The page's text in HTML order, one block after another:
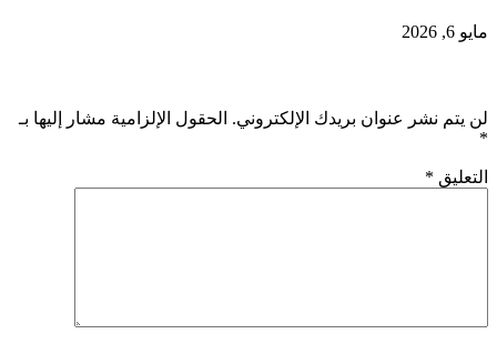
مايو 6, 2026
لن يتم نشر عنوان بريدك الإلكتروني. الحقول الإلزامية مشار إليها بـ
*
التعليق *